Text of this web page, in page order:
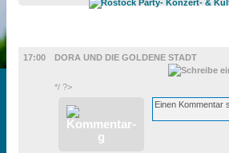
17:00
DORA UND DIE GOLDENE STADT
*/ ?>